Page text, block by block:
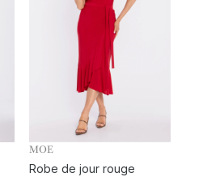
MOE
Robe de jour rouge